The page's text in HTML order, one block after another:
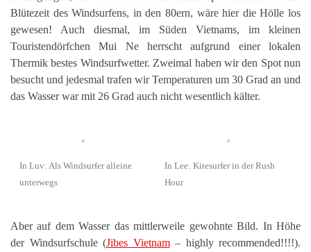
Blütezeit des Windsurfens, in den 80ern, wäre hier die Hölle los
gewesen! Auch diesmal, im Süden Vietnams, im kleinen
Touristendörfchen Mui Ne herrscht aufgrund einer lokalen
Thermik bestes Windsurfwetter. Zweimal haben wir den Spot nun
besucht und jedesmal trafen wir Temperaturen um 30 Grad an und
das Wasser war mit 26 Grad auch nicht wesentlich kälter.
In Luv: Als Windsurfer alleine
unterwegs
In Lee: Kitesurfer in der Rush
Hour
Aber auf dem Wasser das mittlerweile gewohnte Bild. In Höhe
der Windsurfschule (Jibes Vietnam– highly recommended!!!!).